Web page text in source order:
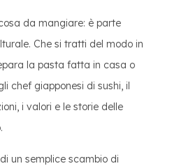
da mangiare: è parte
Che si tratti del modo in
la pasta fatta in casa o
chef giapponesi di sushi, il
i valori e le storie delle
un semplice scambio di